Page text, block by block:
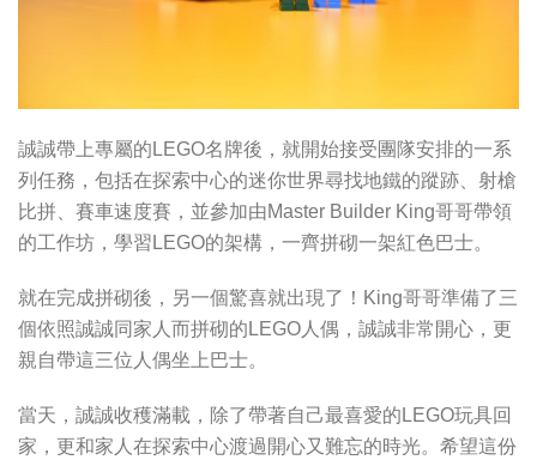
誠誠帶上專屬的LEGO名牌後，就開始接受團隊安排的一系
列任務，包括在探索中心的迷你世界尋找地鐵的蹤跡、射槍
比拼、賽車速度賽，並參加由Master Builder King哥哥帶領
的工作坊，學習LEGO的架構，一齊拼砌一架紅色巴士。
就在完成拼砌後，另一個驚喜就出現了！King哥哥準備了三
個依照誠誠同家人而拼砌的LEGO人偶，誠誠非常開心，更
親自帶這三位人偶坐上巴士。
當天，誠誠收穫滿載，除了帶著自己最喜愛的LEGO玩具回
家，更和家人在探索中心渡過開心又難忘的時光。希望這份